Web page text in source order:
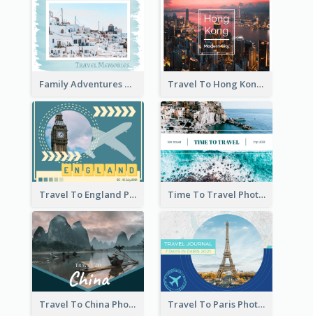
Family Adventures Travel Photo Book Travel To Hong Kong Photo Book
Travel To England Photo Book Time To Travel Photo Book
Travel To China Photo Book Travel To Paris Photo Book